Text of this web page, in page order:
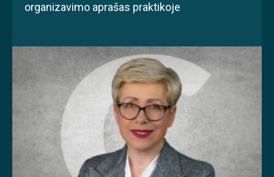
organizavimo aprašas praktikoje